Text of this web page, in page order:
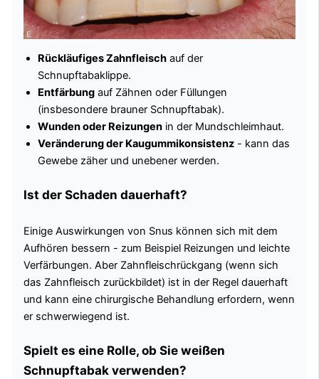
Rückläufiges Zahnfleischauf der
Schnupftabaklippe.
Entfärbungauf Zähnen oder Füllungen
(insbesondere brauner Schnupftabak).
Wunden oder Reizungenin der Mundschleimhaut.
Veränderung der Kaugummikonsistenz- kann das
Gewebe zäher und unebener werden.
Ist der Schaden dauerhaft?
Einige Auswirkungen von Snus können sich mit dem
Aufhören bessern - zum Beispiel Reizungen und leichte
Verfärbungen. Aber Zahnfleischrückgang (wenn sich
das Zahnfleisch zurückbildet) ist in der Regel dauerhaft
und kann eine chirurgische Behandlung erfordern, wenn
er schwerwiegend ist.
Spielt es eine Rolle, ob Sie weißen
Schnupftabak verwenden?